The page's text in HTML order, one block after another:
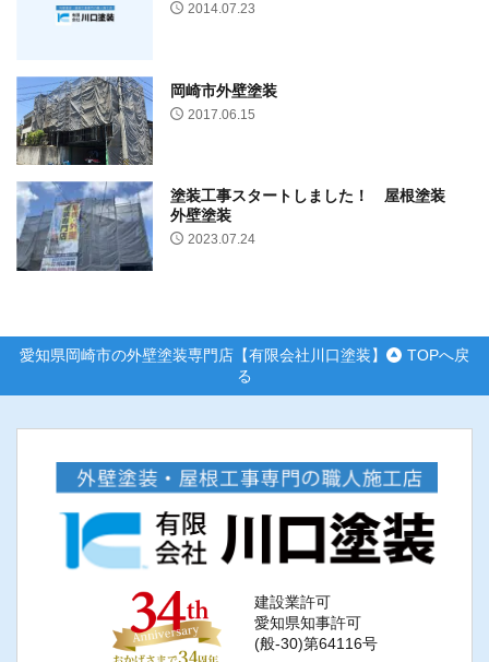
2014.07.23
岡崎市外壁塗装
2017.06.15
塗装工事スタートしました！ 屋根塗装
外壁塗装
2023.07.24
愛知県岡崎市の外壁塗装専門店【有限会社川口塗装】
TOPへ戻
る
建設業許可
愛知県知事許可
(般-30)第64116号